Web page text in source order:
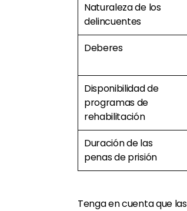
Naturaleza de los
delincuentes
Deberes
Disponibilidad de
programas de
rehabilitación
Duración de las
penas de prisión
Tenga en cuenta que